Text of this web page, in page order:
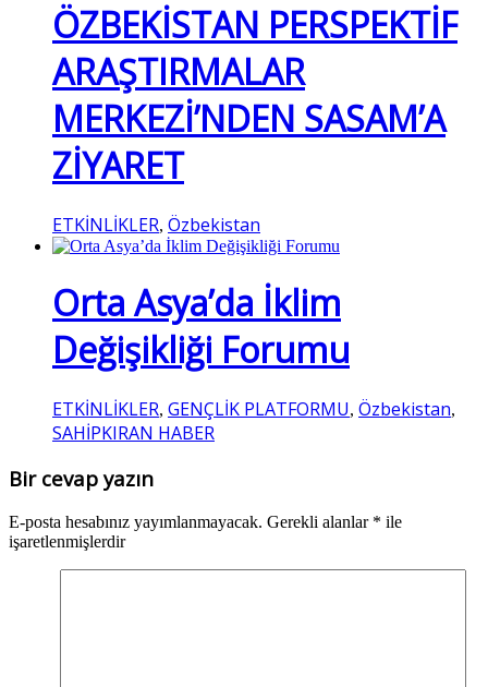
ÖZBEKİSTAN PERSPEKTİF
ARAŞTIRMALAR
MERKEZİ’NDEN SASAM’A
ZİYARET
ETKİNLİKLER, Özbekistan
Orta Asya’da İklim
Değişikliği Forumu
ETKİNLİKLER, GENÇLİK PLATFORMU, Özbekistan,
SAHİPKIRAN HABER
Bir cevap yazın
E-posta hesabınız yayımlanmayacak. Gerekli alanlar * ile
işaretlenmişlerdir